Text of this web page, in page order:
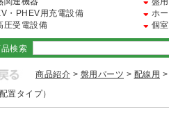
・PHEV用充電設備
ホ
圧受電設備
個
検索
商品紹介 > 盤用パーツ > 配線用
置タイプ）